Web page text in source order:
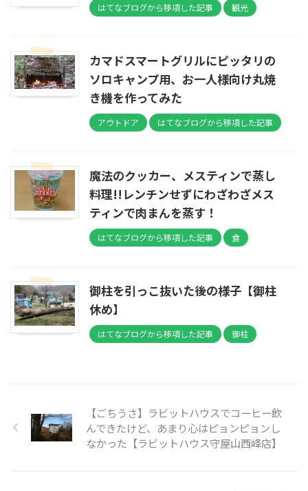
はてなブログから移項した記事 観光
カマドスマートグリルにピッタリの
ソロキャンプ用、お一人様向け丸焼
き機を作ってみた
アウトドア はてなブログから移項した記事
魔法のクッカー、メスティンで蒸し
料理!!レンチンせずにわざわざメス
ティンで肉まんを蒸す！
はてなブログから移項した記事 食
御柱を引っこ抜いた後の様子【御柱
休め】
はてなブログから移項した記事 御柱
【ごちうさ】ラビットハウスでコーヒー飲
んできたけど、あまり心はピョンピョンし
なかった【ラビットハウス守屋山西峰店】